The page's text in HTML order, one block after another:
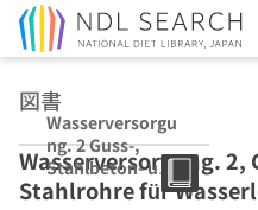
図書
Wasserversorgu
ng. 2 Guss-,
Stahlbeton- und
Stahlrohre für
Wasserversorgung.
Stahlrohre für